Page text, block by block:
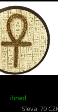
ihned
Sleva 70